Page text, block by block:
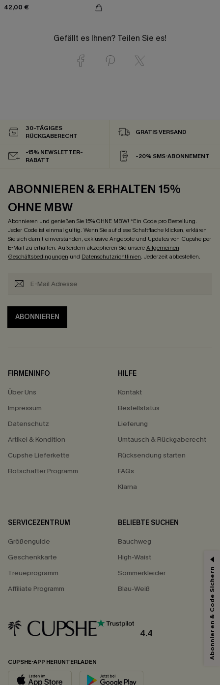
42,00 €
Gefällt es Ihnen? Teilen Sie es!
30-TÄGIGES
RÜCKGABERECHT
GRATIS VERSAND
-15% NEWSLETTER-
RABATT
-20% SMS-ABONNEMENT
ABONNIEREN & ERHALTEN 15%
OHNE MBW
Abonnieren und genießen Sie 15% OHNE MBW! *Ein Code pro Bestellung.
Jeder Code ist einmal gültig. Wenn Sie auf diese Schaltfläche klicken, erklären
Sie sich damit einverstanden, exklusive Angebote und Updates von Cupshe per
E-Mail zu erhalten. Außerdem akzeptieren Sie unsereAllgemeinen
Geschäftsbedingungen und Datenschutzrichtlinien. Jederzeit abbestellen.
ABONNIEREN
FIRMENINFO
Über Uns
Impressum
Datenschutz
Artikel & Kondition
Cupshe Lieferkette
Botschafter Programm
HILFE
Kontakt
Bestellstatus
Lieferung
Umtausch & Rückgaberecht
Rücksendung starten
FAQs
Klarna
SERVICEZENTRUM
Größenguide
Geschenkkarte
Treueprogramm
Affiliate Programm
BELIEBTE SUCHEN
Bauchweg
High-Waist
Sommerkleider
Blau-Weiß
4.4
CUPSHE-APP HERUNTERLADEN
Abonnieren & Code Sichern